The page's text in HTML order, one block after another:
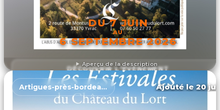
Aperçu de la description
DU 7 JUIN
AU
6 SEPTEMBRE 2026
DÉCOUVRIR L'ÉVÉNEMENT
Artigues-près-bordeaux Ajouté le 20